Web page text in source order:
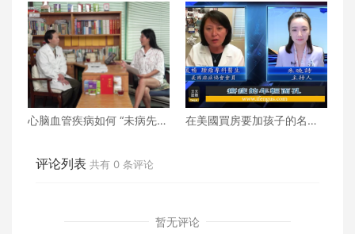
心脑血管疾病如何 “未病先
在美國買房要加孩子的名字
评论列表 共有 0 条评论
暂无评论